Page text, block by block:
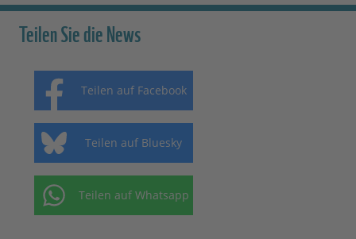
Teilen Sie die News
Teilen auf Facebook
Teilen auf Bluesky
Teilen auf Whatsapp